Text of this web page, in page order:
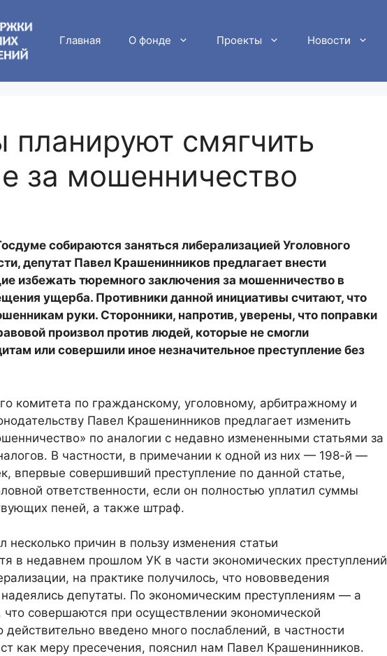
Главная О фонде Проекты Новости
планируют смягчить
за мошенничество
собираются заняться либерализацией Уголовного
депутат Павел Крашенинников предлагает внести
избежать тюремного заключения за мошенничество в
ущерба. Противники данной инициативы считают, что
руки. Сторонники, напротив, уверены, что поправки
произвол против людей, которые не смогли
или совершили иное незначительное преступление без
комитета по гражданскому, уголовному, арбитражному и
Павел Крашенинников предлагает изменить
по аналогии с недавно измененными статьями за
В частности, в примечании к одной из них — 198-й —
впервые совершивший преступление по данной статье,
ответственности, если он полностью уплатил суммы
пеней, а также штраф.
несколько причин в пользу изменения статьи
в недавнем прошлом УК в части экономических преступлений
на практике получилось, что нововведения
надеялись депутаты. По экономическим преступлениям — а
что совершаются при осуществлении экономической
введено много послаблений, в частности
как меру пресечения, пояснил нам Павел Крашенинников.